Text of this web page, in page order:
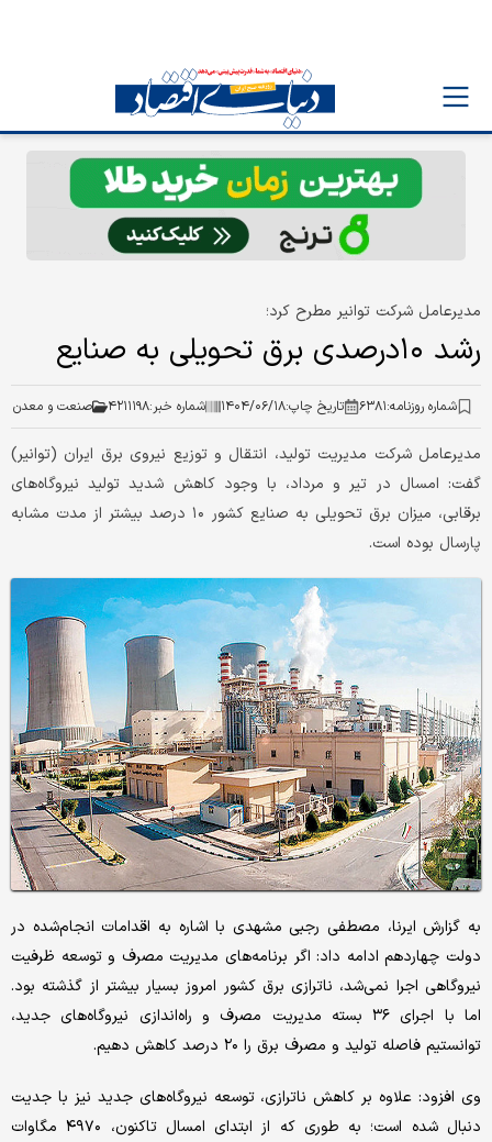
مدیرعامل شرکت توانیر مطرح کرد؛
رشد ۱۰درصدی برق تحویلی به صنایع
شماره روزنامه:۶۳۸۱ تاریخ چاپ:۱۴۰۴/۰۶/۱۸ شماره خبر:۴۲۱۱۱۹۸ صنعت و معدن
مدیرعامل شرکت مدیریت تولید، انتقال و توزیع نیروی برق ایران (توانیر)
گفت: امسال در تیر و مرداد، با وجود کاهش شدید تولید نیروگاه‌های
برقابی، میزان برق تحویلی به صنایع کشور ۱۰ درصد بیشتر از مدت مشابه
پارسال بوده است.
به گزارش ایرنا، مصطفی رجبی مشهدی با اشاره به اقدامات انجام‌شده در
دولت چهاردهم ادامه داد: اگر برنامه‌های مدیریت مصرف و توسعه ظرفیت
نیروگاهی اجرا نمی‌شد، ناترازی برق کشور امروز بسیار بیشتر از گذشته بود.
اما با اجرای ۳۶ بسته مدیریت مصرف و راه‌اندازی نیروگاه‌های جدید،
توانستیم فاصله تولید و مصرف برق را ۲۰ درصد کاهش دهیم.
وی افزود: علاوه بر کاهش ناترازی، توسعه نیروگاه‌های جدید نیز با جدیت
دنبال شده است؛ به طوری که از ابتدای امسال تاکنون، ۴۹۷۰ مگاوات